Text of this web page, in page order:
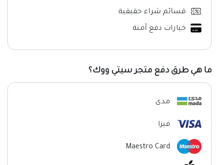
قسائم شراء حقيقية
خيارات دفع آمنة
ما هي طرق دفع متجر سيتي ووك؟
مدى
فيزا
Maestro Card